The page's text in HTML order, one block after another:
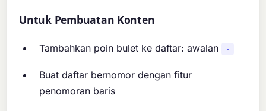
Untuk Pembuatan Konten
Tambahkan poin bulet ke daftar: awalan -
Buat daftar bernomor dengan fitur
penomoran baris